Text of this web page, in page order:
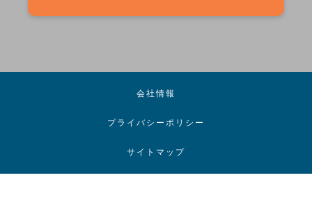
会社情報
プライバシーポリシー
サイトマップ